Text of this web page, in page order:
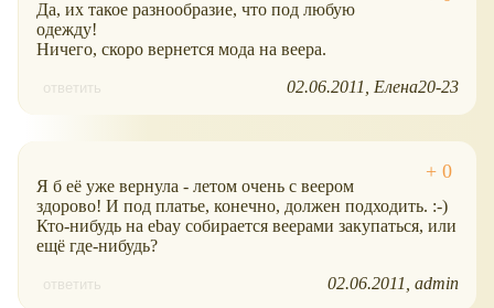
Да, их такое разнообразие, что под любую
одежду!
Ничего, скоро вернется мода на веера.
ответить 02.06.2011 Елена20-23
Я б её уже вернула - летом очень с веером
здорово! И под платье, конечно, должен подходить. :-)
Кто-нибудь на ebay собирается веерами закупаться, или
ещё где-нибудь?
ответить 02.06.2011 admin